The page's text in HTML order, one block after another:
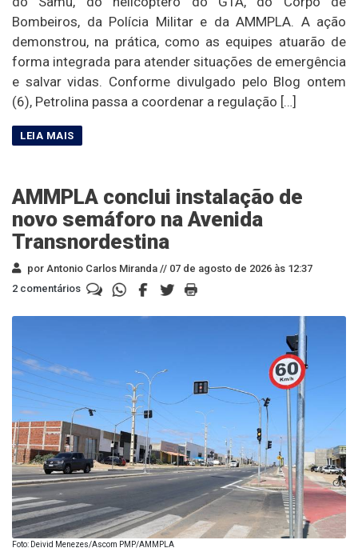
Bombeiros, da Polícia Militar e da AMMPLA. A ação
demonstrou, na prática, como as equipes atuarão de
forma integrada para atender situações de emergência
e salvar vidas. Conforme divulgado pelo Blog ontem
(6), Petrolina passa a coordenar a regulação […]
AMMPLA conclui instalação de
novo semáforo na Avenida
Transnordestina
por Antonio Carlos Miranda // 07 de agosto de 2026 às 12:37
2 comentários
Foto: Deivid Menezes/Ascom PMP/AMMPLA